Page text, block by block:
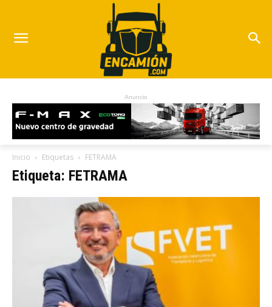
Anuncio
Inicio Etiquetas FETRAMA
Etiqueta: FETRAMA